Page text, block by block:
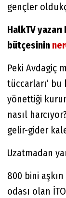
gençler
HalkTV yazarı
bütçesinin
Peki Avdagiç
tüccarları’
yönettiği
nasıl
gelir-gider
Uzatmadan
800 bini
odası olan